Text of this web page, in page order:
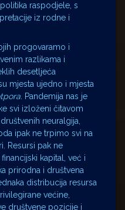
raspodjele, s
iz rodne i
progovaramo i
razlikama i
desetljeća
mjesta ujedno i mjesta
. Pandemija nas je
svi izloženi čitavom
neuralgija,
ipak ne trpimo svi na
Resursi pak ne
kapital, već i
prirodna i društvena
distribucija resursa
većine,
društvene pozicije i